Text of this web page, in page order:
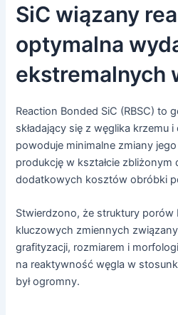
SiC wiązany
optymalna
ekstremalnych
Reaction Bonded SiC (RBSC) to
składający się z węglika krzemu
powoduje minimalne zmiany
produkcję w kształcie zbliżonym
dodatkowych kosztów obróbki
Stwierdzono, że struktury porów
kluczowych zmiennych
grafityzacji, rozmiarem i
na reaktywność węgla w
był ogromny.